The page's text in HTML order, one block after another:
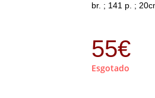
br. ; 141 p. ;
55€
Esgotado